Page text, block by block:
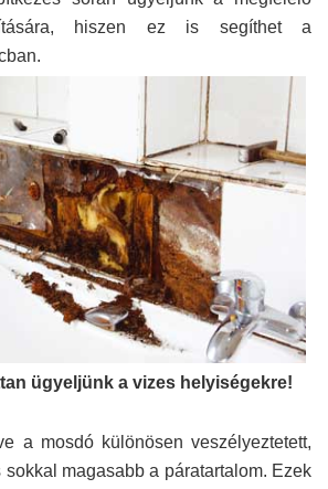
hiszen ez is segíthet a
ügyeljünk a vizes helyiségekre!
a mosdó különösen veszélyeztetett,
magasabb a páratartalom. Ezek